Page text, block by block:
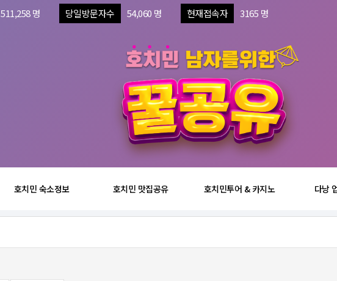
511,258 명 당일방문자수 54,060 명 현재접속자 3165 명
호치민 숙소정보 호치민 맛집공유 호치민투어 & 카지노 다낭